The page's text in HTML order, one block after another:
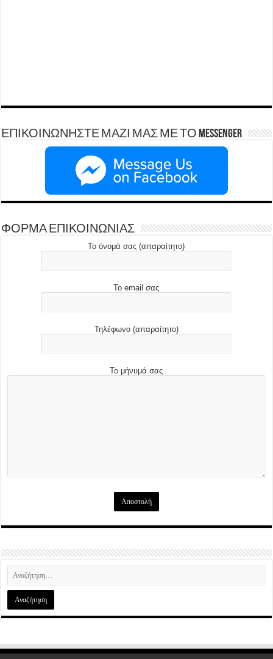
ΕΠΙΚΟΙΝΩΝΗΣΤΕ ΜΑΖΙ ΜΑΣ ΜΕ ΤΟ Messenger
ΦΟΡΜΑ ΕΠΙΚΟΙΝΩΝΙΑΣ
Το όνομά σας (απαραίτητο)
Το email σας
Τηλέφωνο (απαραίτητο)
Το μήνυμά σας